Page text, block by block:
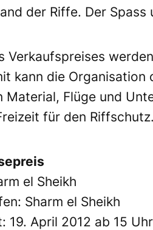
der Riffe. Der
Verkaufspreises
kann die
Material, Flüge und
für den
el Sheikh
Sharm el Sheikh
19. April 2012 ab 15 Uhr